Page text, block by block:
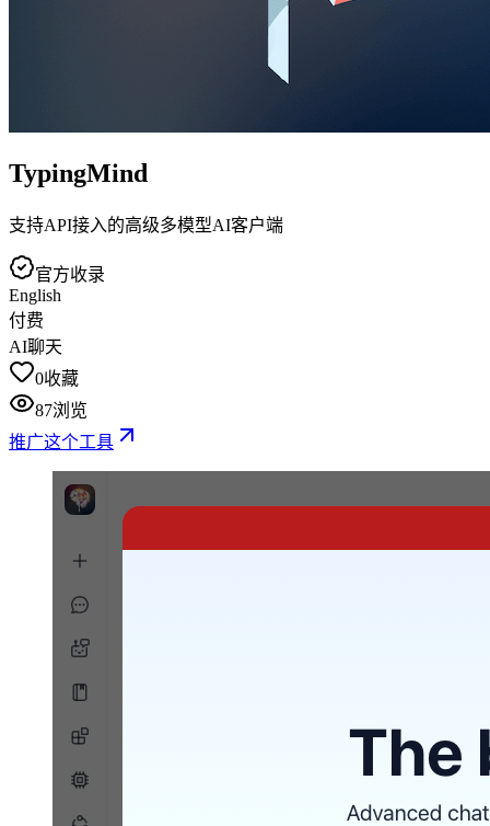
TypingMind
支持API接入的高级多模型AI客户端
官方收录
English
付费
AI聊天
0收藏
87浏览
推广这个工具